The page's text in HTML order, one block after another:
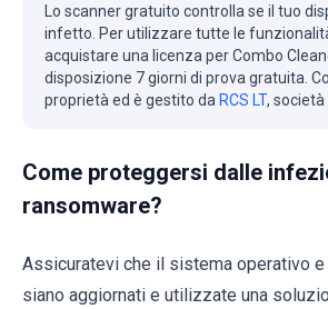
Lo scanner gratuito controlla se il tuo
infetto. Per utilizzare tutte le
acquistare una licenza per Combo
disposizione 7 giorni di prova gratuita.
proprietà ed è gestito da RCS LT, società
Come proteggersi dalle
ransomware?
Assicuratevi che il sistema operativo
siano aggiornati e utilizzate una